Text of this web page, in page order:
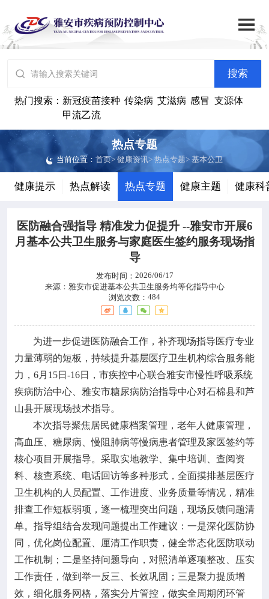
 搜索
热门搜索： 新冠疫苗接种 传染病 艾滋病 感冒 支源体
甲流乙流
热点专题
当前位置：首页>健康资讯>热点专题>基本公卫
健康提示 热点解读 热点专题 健康主题 健康科

中心概况 
党群建设 
工作动态 
健康资讯 
科研培训 
互动交流 
医防融合强指导 精准发力促提升 --雅安市开展6
月基本公共卫生服务与家庭医生签约服务现场指
导
发布时间： 2026/06/17
来源： 雅安市促进基本公共卫生服务均等化指导中心
浏览次数： 484
为进一步促进医防融合工作，补齐现场指导医疗专业
力量薄弱的短板，持续提升基层医疗卫生机构综合服务能
力，6月15日-16日，市疾控中心联合雅安市慢性呼吸系统
疾病防治中心、雅安市糖尿病防治指导中心对石棉县和芦
山县开展现场技术指导。
本次指导聚焦居民健康档案管理，老年人健康管理，
高血压、糖尿病、慢阻肺病等慢病患者管理及家医签约等
核心项目开展指导。采取实地教学、集中培训、查阅资
料、核查系统、电话回访等多种形式，全面摸排基层医疗
卫生机构的人员配置、工作进度、业务质量等情况，精准
排查工作短板弱项，逐一梳理突出问题，现场反馈问题清
单。指导组结合发现问题提出工作建议：一是深化医防协
同，优化岗位配置、厘清工作职责，健全常态化医防联动
工作机制；二是坚持问题导向，对照清单逐项整改、压实
工作责任，做到举一反三、长效巩固；三是聚力提质增
效，细化服务网格，落实分片管控，做实全周期闭环管